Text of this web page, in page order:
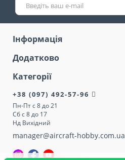
Інформація
Додатково
Категорії
+38 (097) 492-57-96
Пн-Пт с 8 до 21
Сб с 8 до 17
Нд Вихідний
manager@aircraft-hobby.com.ua